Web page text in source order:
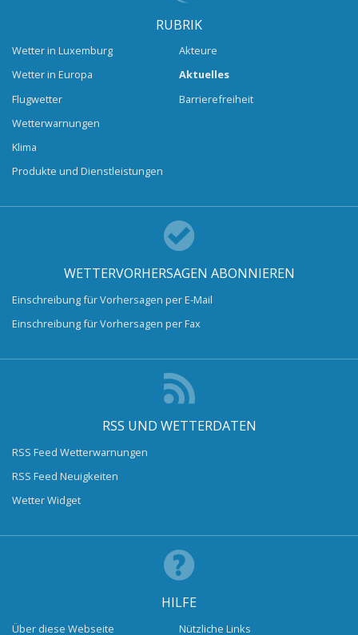
RUBRIK
Wetter in Luxemburg
Wetter in Europa
Flugwetter
Wetterwarnungen
Klima
Produkte und Dienstleistungen
Akteure
Aktuelles
Barrierefreiheit
WETTERVORHERSAGEN ABONNIEREN
Einschreibung für Vorhersagen per E-Mail
Einschreibung für Vorhersagen per Fax
RSS UND WETTERDATEN
RSS Feed Wetterwarnungen
RSS Feed Neuigkeiten
Wetter Widget
HILFE
Über diese Webseite Nützliche Links